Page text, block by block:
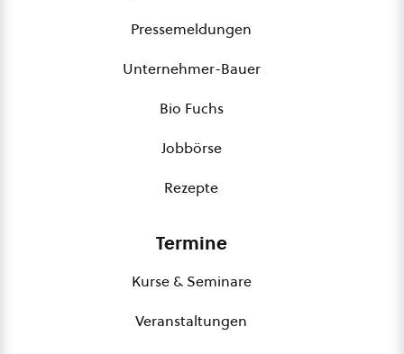
Pressemeldungen
Unternehmer-Bauer
Bio Fuchs
Jobbörse
Rezepte
Termine
Kurse & Seminare
Veranstaltungen